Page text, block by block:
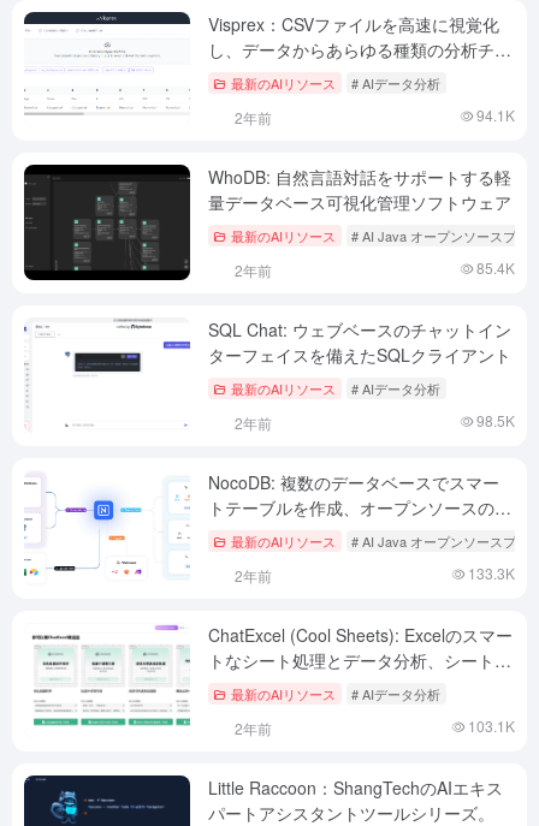
Visprex：CSVファイルを高速に視覚化
し、データからあらゆる種類の分析チャ
ートを自動的に生成し、データを完全に
ブラウザ上で処理します。
最新のAIリソース # AIデータ分析
2年前 94.1K
WhoDB: 自然言語対話をサポートする軽
量データベース可視化管理ソフトウェア
最新のAIリソース # AI Java オープンソースプロ
2年前 85.4K
SQL Chat: ウェブベースのチャットイン
ターフェイスを備えたSQLクライアント
最新のAIリソース # AIデータ分析
2年前 98.5K
NocoDB: 複数のデータベースでスマー
トテーブルを作成、オープンソースの
Airtable代替ツール
最新のAIリソース # AI Java オープンソースプロ
2年前 133.3K
ChatExcel (Cool Sheets): Excelのスマー
トなシート処理とデータ分析、シートデ
ータの対話制御（有料）
最新のAIリソース # AIデータ分析
2年前 103.1K
Little Raccoon：ShangTechのAIエキス
パートアシスタントツールシリーズ。